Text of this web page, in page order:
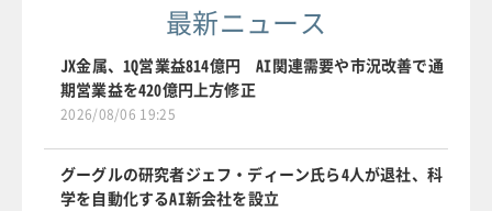
最新ニュース
JX金属、1Q営業益814億円 AI関連需要や市況改善で通
期営業益を420億円上方修正
2026/08/06 19:25
グーグルの研究者ジェフ・ディーン氏ら4人が退社、科
学を自動化するAI新会社を設立